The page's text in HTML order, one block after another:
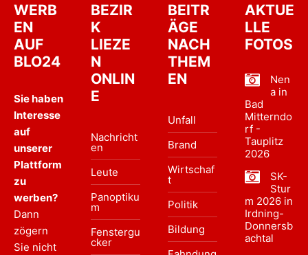
WERB
EN
AUF
BLO24
Sie haben
Interesse
auf
unserer
Plattform
zu
werben?
Dann
zögern
Sie nicht
BEZIR
K
LIEZE
N
ONLIN
E
Nachricht
en
Leute
Panoptiku
m
Fenstergu
cker
BEITR
ÄGE
NACH
THEM
EN
Unfall
Brand
Wirtschaf
t
Politik
Bildung
AKTUE
LLE
FOTOS
Nen
a in
Bad
Mitterndo
rf -
Tauplitz
2026
SK-
Stur
m 2026 in
Irdning-
Donnersb
achtal